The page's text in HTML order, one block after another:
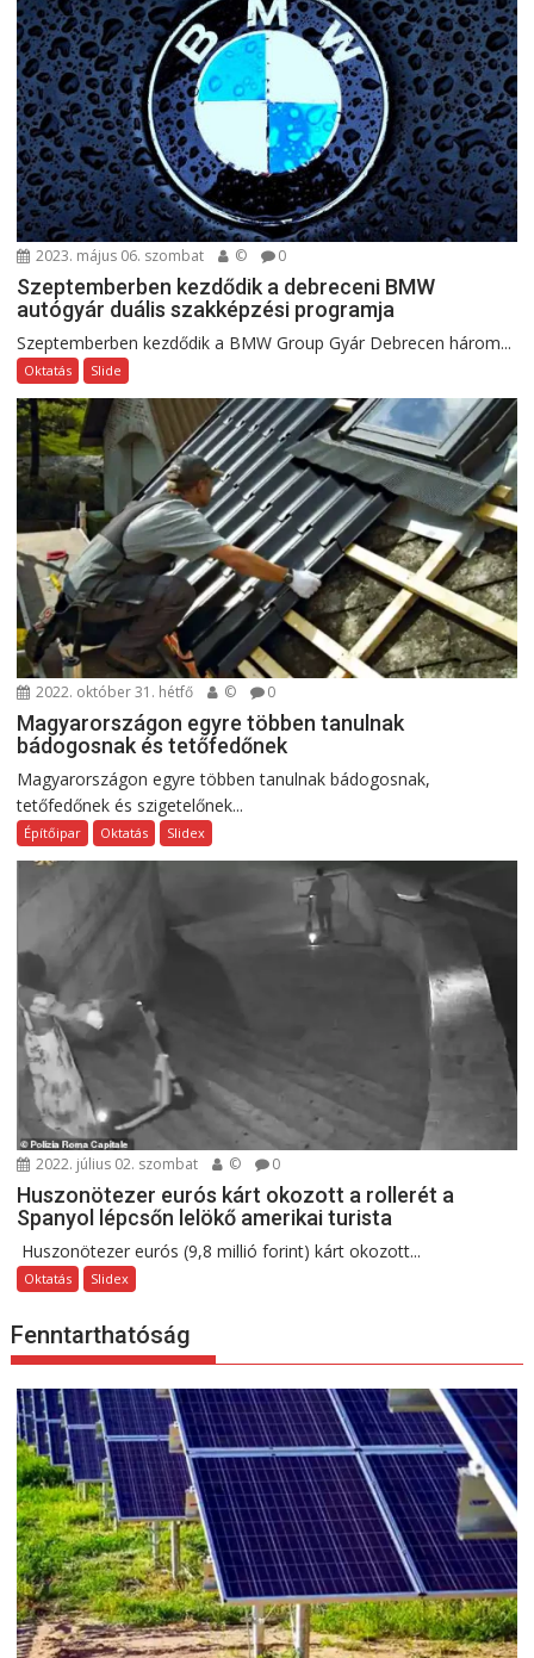
2023. május 06. szombat © 0
Szeptemberben kezdődik a debreceni BMW
autógyár duális szakképzési programja
Szeptemberben kezdődik a BMW Group Gyár Debrecen három...
Oktatás Slide
2022. október 31. hétfő © 0
Magyarországon egyre többen tanulnak
bádogosnak és tetőfedőnek
Magyarországon egyre többen tanulnak bádogosnak,
tetőfedőnek és szigetelőnek...
Építőipar Oktatás Slidex
2022. július 02. szombat © 0
Huszonötezer eurós kárt okozott a rollerét a
Spanyol lépcsőn lelökő amerikai turista
Huszonötezer eurós (9,8 millió forint) kárt okozott...
Oktatás Slidex
Fenntarthatóság